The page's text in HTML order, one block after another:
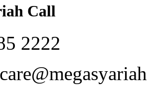
Call
2222